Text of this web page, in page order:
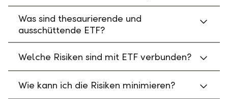
Was sind thesaurierende und
ausschüttende ETF?
Welche Risiken sind mit ETF verbunden?
Wie kann ich die Risiken minimieren?